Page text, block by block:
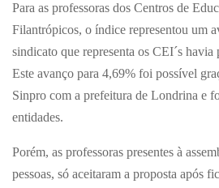
Para as professoras dos Centros de
Filantrópicos, o índice representou um
sindicato que representa os CEI´s havia
Este avanço para 4,69% foi possível
Sinpro com a prefeitura de Londrina e
entidades.
Porém, as professoras presentes à
pessoas, só aceitaram a proposta após